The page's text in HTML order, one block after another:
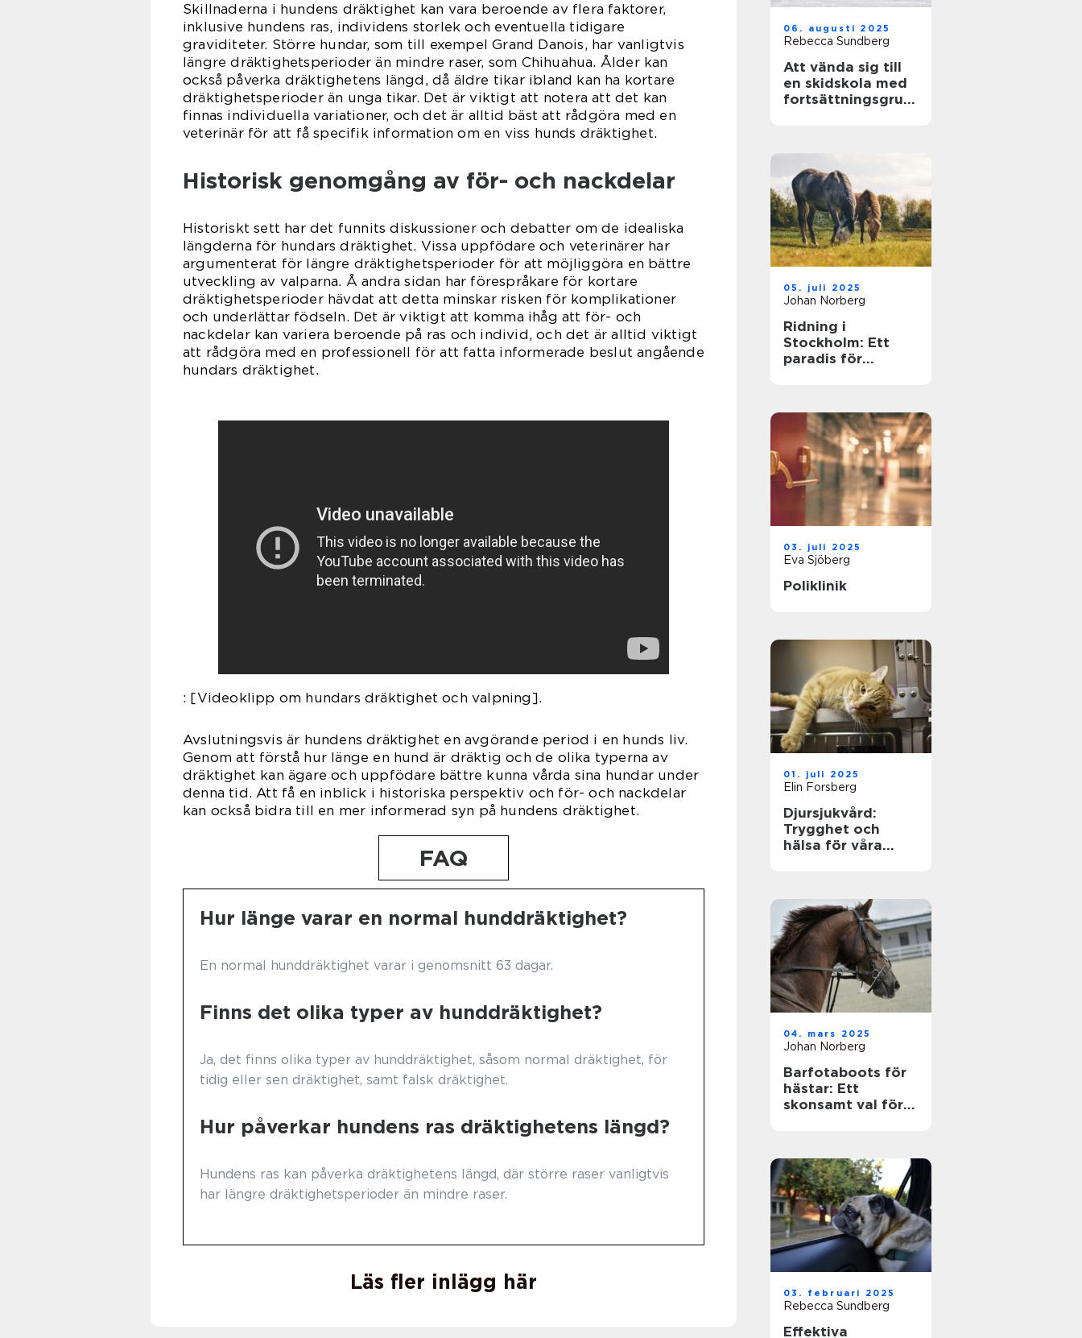
Skillnaderna i hundens dräktighet kan vara beroende av flera faktorer,
inklusive hundens ras, individens storlek och eventuella tidigare
graviditeter. Större hundar, som till exempel Grand Danois, har vanligtvis
längre dräktighetsperioder än mindre raser, som Chihuahua. Ålder kan
också påverka dräktighetens längd, då äldre tikar ibland kan ha kortare
dräktighetsperioder än unga tikar. Det är viktigt att notera att det kan
finnas individuella variationer, och det är alltid bäst att rådgöra med en
veterinär för att få specifik information om en viss hunds dräktighet.
Historisk genomgång av för- och nackdelar
Historiskt sett har det funnits diskussioner och debatter om de idealiska
längderna för hundars dräktighet. Vissa uppfödare och veterinärer har
argumenterat för längre dräktighetsperioder för att möjliggöra en bättre
utveckling av valparna. Å andra sidan har förespråkare för kortare
dräktighetsperioder hävdat att detta minskar risken för komplikationer
och underlättar födseln. Det är viktigt att komma ihåg att för- och
nackdelar kan variera beroende på ras och individ, och det är alltid viktigt
att rådgöra med en professionell för att fatta informerade beslut angående
hundars dräktighet.
: [Videoklipp om hundars dräktighet och valpning].
Avslutningsvis är hundens dräktighet en avgörande period i en hunds liv.
Genom att förstå hur länge en hund är dräktig och de olika typerna av
dräktighet kan ägare och uppfödare bättre kunna vårda sina hundar under
denna tid. Att få en inblick i historiska perspektiv och för- och nackdelar
kan också bidra till en mer informerad syn på hundens dräktighet.
FAQ
Hur länge varar en normal hunddräktighet?
En normal hunddräktighet varar i genomsnitt 63 dagar.
Finns det olika typer av hunddräktighet?
Ja, det finns olika typer av hunddräktighet, såsom normal dräktighet, för
tidig eller sen dräktighet, samt falsk dräktighet.
Hur påverkar hundens ras dräktighetens längd?
Hundens ras kan påverka dräktighetens längd, där större raser vanligtvis
har längre dräktighetsperioder än mindre raser.
Läs fler inlägg här
06. augusti 2025
Rebecca Sundberg
Att vända sig till
en skidskola med
fortsättningsgrup
05. juli 2025
Johan Norberg
Ridning i
Stockholm: Ett
paradis för
03. juli 2025
Eva Sjöberg
Poliklinik
01. juli 2025
Elin Forsberg
Djursjukvård:
Trygghet och
hälsa för våra
04. mars 2025
Johan Norberg
Barfotaboots för
hästar: Ett
skonsamt val för
03. februari 2025
Rebecca Sundberg
Effektiva